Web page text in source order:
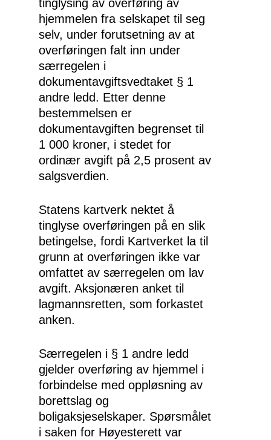
tinglysing av overføring av
hjemmelen fra selskapet til seg
selv, under forutsetning av at
overføringen falt inn under
særregelen i
dokumentavgiftsvedtaket § 1
andre ledd. Etter denne
bestemmelsen er
dokumentavgiften begrenset til
1 000 kroner, i stedet for
ordinær avgift på 2,5 prosent av
salgsverdien.
Statens kartverk nektet å
tinglyse overføringen på en slik
betingelse, fordi Kartverket la til
grunn at overføringen ikke var
omfattet av særregelen om lav
avgift. Aksjonæren anket til
lagmannsretten, som forkastet
anken.
Særregelen i § 1 andre ledd
gjelder overføring av hjemmel i
forbindelse med oppløsning av
borettslag og
boligaksjeselskaper. Spørsmålet
i saken for Høyesterett var